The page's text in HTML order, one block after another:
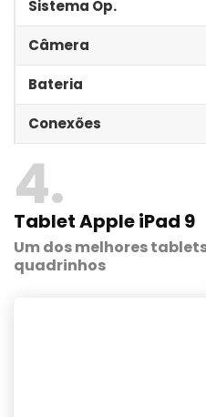
Sistema Op.
Câmera
Bateria
Conexões
4
Tablet Apple iPad 9
Um dos melhores
quadrinhos